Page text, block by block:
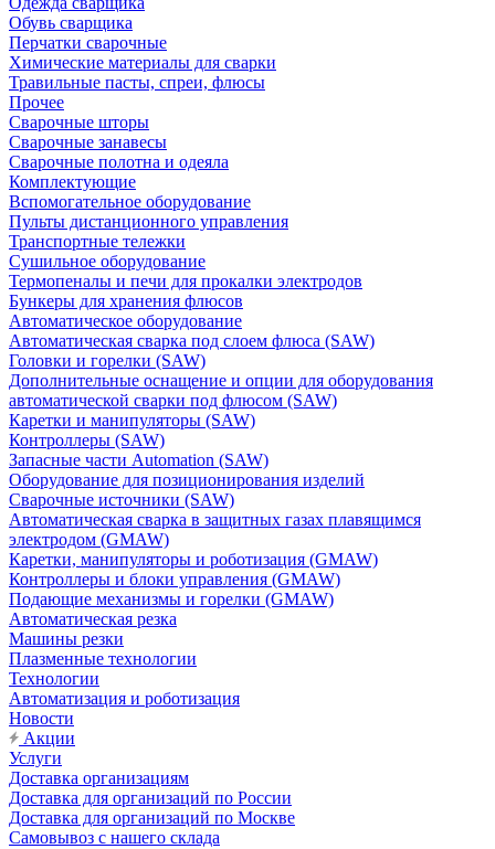
Обувь сварщика
Перчатки сварочные
Химические материалы для сварки
Травильные пасты, спреи, флюсы
Прочее
Сварочные шторы
Сварочные занавесы
Сварочные полотна и одеяла
Комплектующие
Вспомогательное оборудование
Пульты дистанционного управления
Транспортные тележки
Сушильное оборудование
Термопеналы и печи для прокалки электродов
Бункеры для хранения флюсов
Автоматическое оборудование
Автоматическая сварка под слоем флюса (SAW)
Головки и горелки (SAW)
Дополнительные оснащение и опции для оборудования
автоматической сварки под флюсом (SAW)
Каретки и манипуляторы (SAW)
Контроллеры (SAW)
Запасные части Automation (SAW)
Оборудование для позиционирования изделий
Сварочные источники (SAW)
Автоматическая сварка в защитных газах плавящимся
электродом (GMAW)
Каретки, манипуляторы и роботизация (GMAW)
Контроллеры и блоки управления (GMAW)
Подающие механизмы и горелки (GMAW)
Автоматическая резка
Машины резки
Плазменные технологии
Технологии
Автоматизация и роботизация
Новости
Акции
Услуги
Доставка организациям
Доставка для организаций по России
Доставка для организаций по Москве
Самовывоз с нашего склада